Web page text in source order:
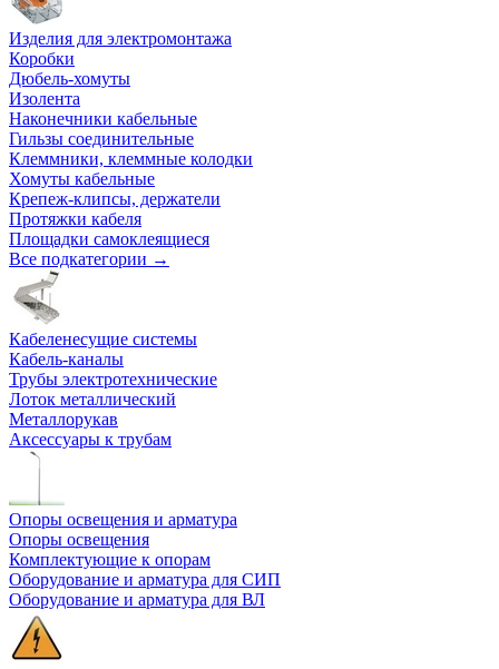
Изделия для электромонтажа
Коробки
Дюбель-хомуты
Изолента
Наконечники кабельные
Гильзы соединительные
Клеммники, клеммные колодки
Хомуты кабельные
Крепеж-клипсы, держатели
Протяжки кабеля
Площадки самоклеящиеся
Все подкатегории →
Кабеленесущие системы
Кабель-каналы
Трубы электротехнические
Лоток металлический
Металлорукав
Аксессуары к трубам
Опоры освещения и арматура
Опоры освещения
Комплектующие к опорам
Оборудование и арматура для СИП
Оборудование и арматура для ВЛ